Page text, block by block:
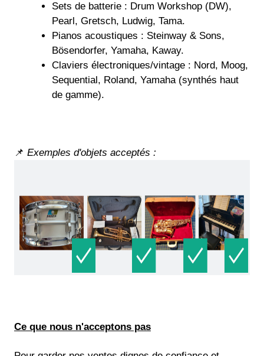
Sets de batterie : Drum Workshop (DW),
Pearl, Gretsch, Ludwig, Tama.
Pianos acoustiques : Steinway & Sons,
Bösendorfer, Yamaha, Kaway.
Claviers électroniques/vintage : Nord, Moog,
Sequential, Roland, Yamaha (synthés haut
de gamme).
📌 Exemples d'objets acceptés :
Ce que nous n'acceptons pas